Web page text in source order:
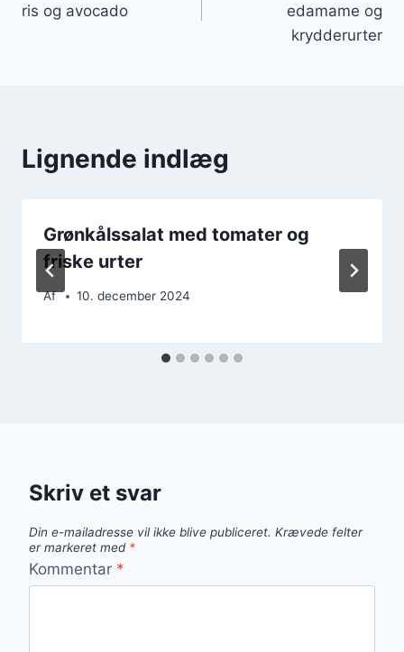
ris og avocado
edamame og
krydderurter
Lignende indlæg
Grønkålssalat med tomater og
friske urter
Af 10. december 2024
Skriv et svar
Din e-mailadresse vil ikke blive publiceret. Krævede felter
er markeret med *
Kommentar *